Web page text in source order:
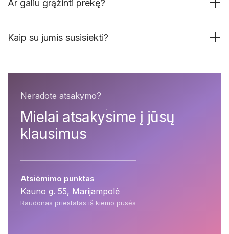
Ar galiu grąžinti prekę?
Kaip su jumis susisiekti?
Neradote atsakymo?
Mielai atsakysime į jūsų
klausimus
Atsiėmimo punktas
Kauno g. 55, Marijampolė
Raudonas priestatas iš kiemo pusės